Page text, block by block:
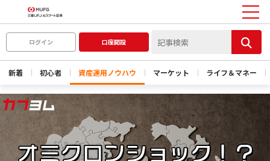
ログイン 口座開設
新着 初心者 資産運用ノウハウ マーケット ライフ＆マネー